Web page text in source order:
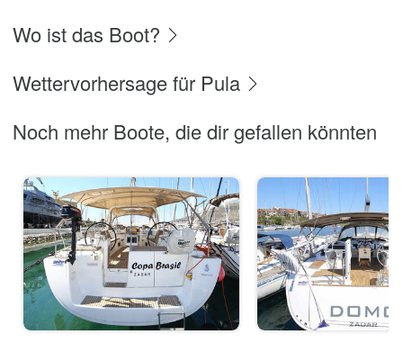
Wo ist das Boot?
Wettervorhersage für Pula
Noch mehr Boote, die dir gefallen könnten